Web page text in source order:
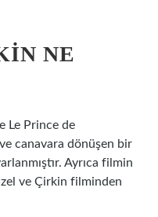
NE
Le Prince de
canavara dönüşen bir
Ayrıca filmin
ve Çirkin filminden